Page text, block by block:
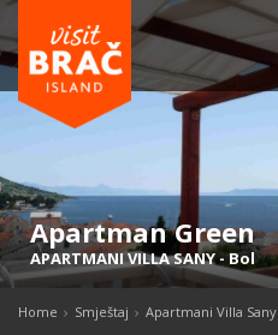
Apartman Green
APARTMANI VILLA SANY -Bol
Home Smještaj Apartmani Villa Sany